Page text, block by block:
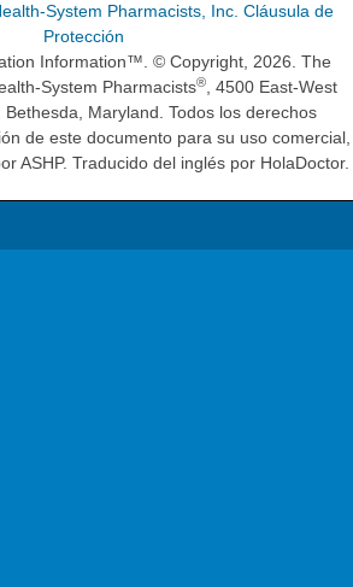
System Pharmacists, Inc. Cláusula de
Protección
Information™. © Copyright, 2026. The
System Pharmacists®, 4500 East-West
Bethesda, Maryland. Todos los derechos
de este documento para su uso comercial,
ASHP. Traducido del inglés por HolaDoctor.